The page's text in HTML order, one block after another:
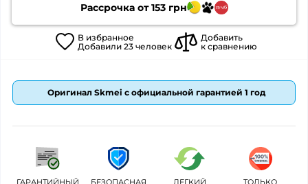
Рассрочка от153грн
В избранное
Добавили 23человек
Добавить
к сравнению
Оригинал Skmei с официальной гарантией 1 год
ГАРАНТИЙНЫЙ
БЕЗОПАСНАЯ
ЛЕГКИЙ
ТОЛЬКО